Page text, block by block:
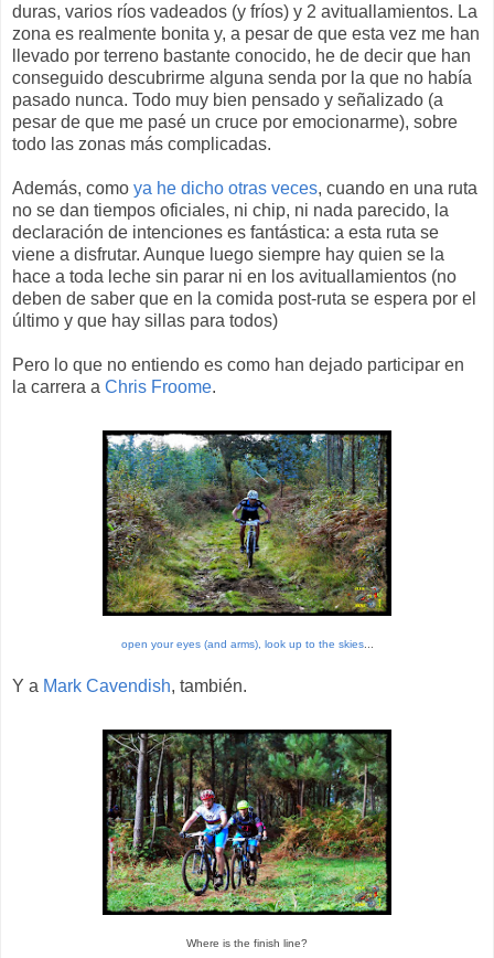
duras, varios ríos vadeados (y fríos) y 2 avituallamientos. La
zona es realmente bonita y, a pesar de que esta vez me han
llevado por terreno bastante conocido, he de decir que han
conseguido descubrirme alguna senda por la que no había
pasado nunca. Todo muy bien pensado y señalizado (a
pesar de que me pasé un cruce por emocionarme), sobre
todo las zonas más complicadas.
Además, como ya he dicho otras veces, cuando en una ruta
no se dan tiempos oficiales, ni chip, ni nada parecido, la
declaración de intenciones es fantástica: a esta ruta se
viene a disfrutar. Aunque luego siempre hay quien se la
hace a toda leche sin parar ni en los avituallamientos (no
deben de saber que en la comida post-ruta se espera por el
último y que hay sillas para todos)
Pero lo que no entiendo es como han dejado participar en
la carrera a Chris Froome.
open your eyes (and arms), look up to the skies...
Y a Mark Cavendish, también.
Where is the finish line?